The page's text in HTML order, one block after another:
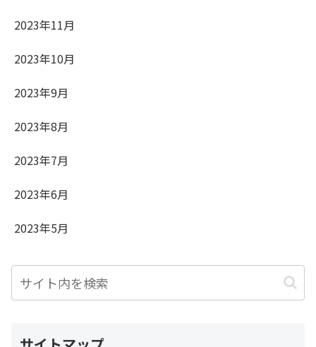
2023年11月
2023年10月
2023年9月
2023年8月
2023年7月
2023年6月
2023年5月